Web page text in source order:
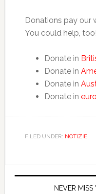
Donations pay our
You could help, too!
Donate in
Donate in
Donate in
Donate in
FILED UNDER: NOTIZIE
NEVER